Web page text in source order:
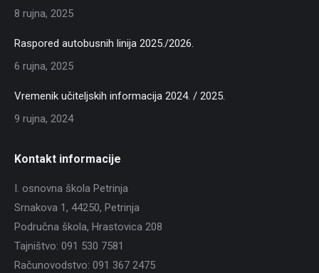
8 rujna, 2025
Raspored autobusnih linija 2025./2026.
6 rujna, 2025
Vremenik učiteljskih informacija 2024. / 2025.
9 rujna, 2024
Kontakt informacije
I. osnovna škola Petrinja
Srnakova 1, 44250, Petrinja
Područna škola, Hrastovica 208
Tajništvo: 091 530 7581
Računovodstvo: 091 367 2475